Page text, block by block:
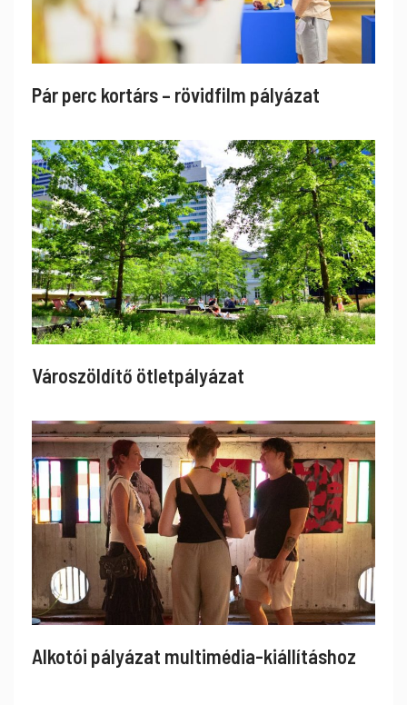
Pár perc kortárs – rövidfilm pályázat
Városzöldítő ötletpályázat
Alkotói pályázat multimédia-kiállításhoz